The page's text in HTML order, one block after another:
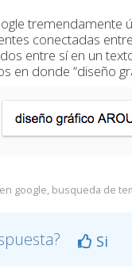
tremendamente
conectadas
entre sí en un
en donde “diseño
google, busqueda de
Si